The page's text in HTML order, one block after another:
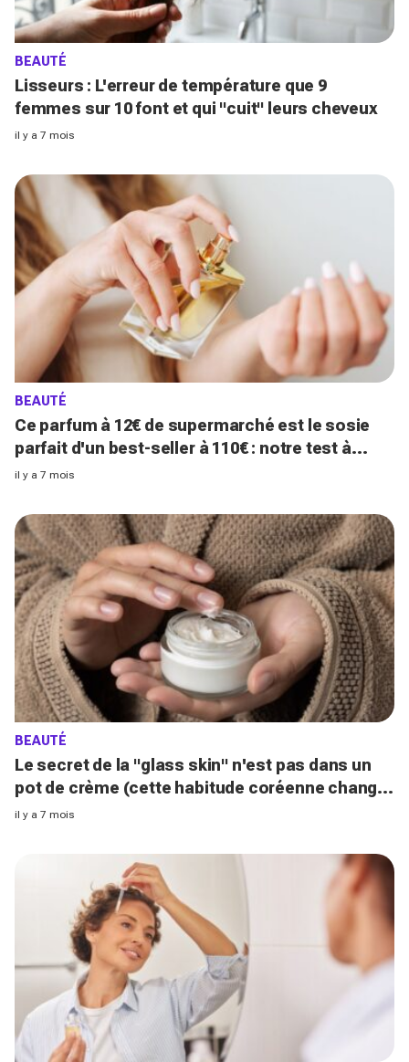
BEAUTÉ
Lisseurs : L'erreur de température que 9
femmes sur 10 font et qui "cuit" leurs cheveux
il y a 7 mois
BEAUTÉ
Ce parfum à 12€ de supermarché est le sosie
parfait d'un best-seller à 110€ : notre test à
l'aveugle est bluffant
il y a 7 mois
BEAUTÉ
Le secret de la "glass skin" n'est pas dans un
pot de crème (cette habitude coréenne change
tout)
il y a 7 mois